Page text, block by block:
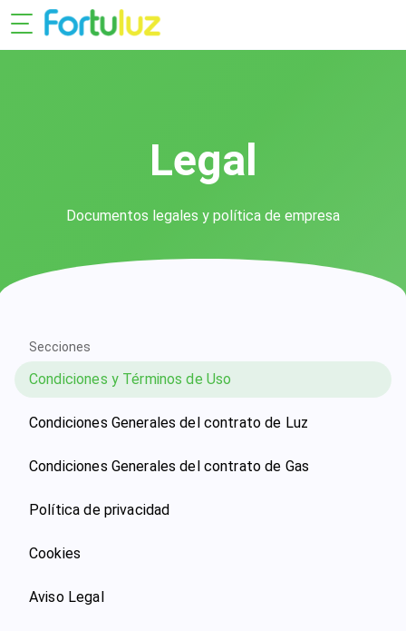
Legal
Documentos legales y política de empresa
Secciones
Condiciones y Términos de Uso
Condiciones Generales del contrato de Luz
Condiciones Generales del contrato de Gas
Política de privacidad
Cookies
Aviso Legal